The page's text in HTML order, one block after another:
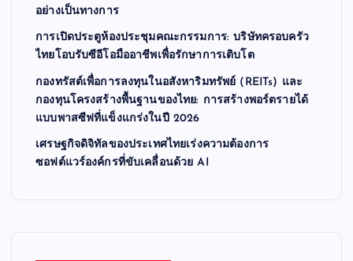
อย่างเป็นทางการ
การเปิดประตูห้องประชุมคณะกรรมการ: บริษัทครอบครัว
ไทยโอบรับซีอีโอมืออาชีพเพื่อรักษาการเติบโต
กองทรัสต์เพื่อการลงทุนในอสังหาริมทรัพย์ (REITs) และ
กองทุนโครงสร้างพื้นฐานของไทย: การสร้างพอร์ตรายได้
แบบพาสซีฟที่แข็งแกร่งในปี 2026
เศรษฐกิจดิจิทัลของประเทศไทยเร่งความต้องการ
ซอฟต์แวร์องค์กรที่ขับเคลื่อนด้วย AI